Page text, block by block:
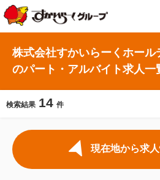
株式会社すかいらーくホー
のパート・アルバイト求人一
検索結果 14 件
現在地から求